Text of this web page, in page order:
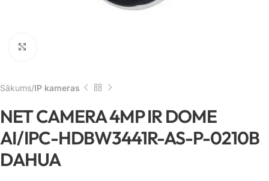
Sākums IP kameras
NET CAMERA 4MP IR DOME
AI/IPC-HDBW3441R-AS-P-0210B
DAHUA